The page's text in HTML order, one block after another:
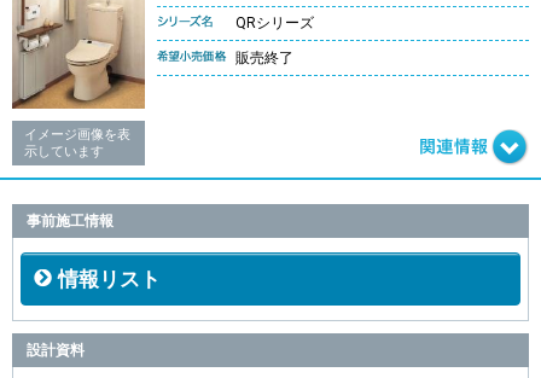
イメージ画像を表
示しています
QRシリーズ
販売終了
事前施工情報
情報リスト
設計資料